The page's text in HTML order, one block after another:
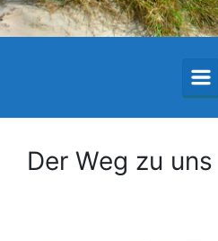
Der Weg zu uns